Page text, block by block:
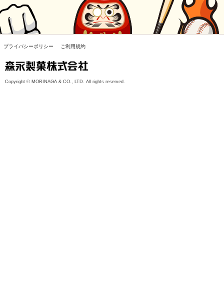
プライバシーポリシー ご利用規約
Copyright © MORINAGA & CO., LTD. All rights reserved.